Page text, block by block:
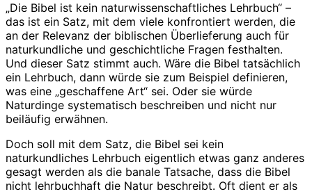
„Die Bibel ist kein naturwissenschaftliches Lehrbuch“ –
das ist ein Satz, mit dem viele konfrontiert werden, die
an der Relevanz der biblischen Überlieferung auch für
naturkundliche und geschichtliche Fragen festhalten.
Und dieser Satz stimmt auch. Wäre die Bibel tatsächlich
ein Lehrbuch, dann würde sie zum Beispiel definieren,
was eine „geschaffene Art“ sei. Oder sie würde
Naturdinge systematisch beschreiben und nicht nur
beiläufig erwähnen.
Doch soll mit dem Satz, die Bibel sei kein
naturkundliches Lehrbuch eigentlich etwas ganz anderes
gesagt werden als die banale Tatsache, dass die Bibel
nicht lehrbuchhaft die Natur beschreibt. Oft dient er als